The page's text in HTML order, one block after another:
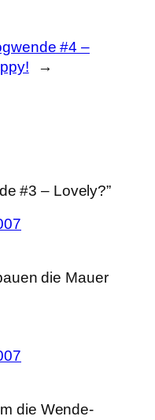
#4 –
→
#3 – Lovely?”
die Mauer
die Wende-